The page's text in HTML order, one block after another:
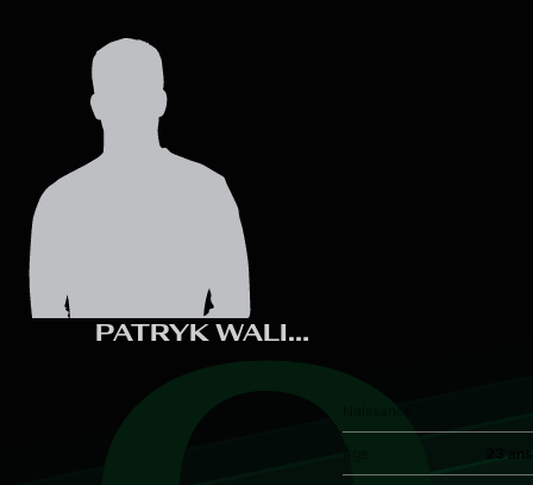
PATRYK WALICKI
23 ans